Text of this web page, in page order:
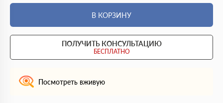
В КОРЗИНУ
ПОЛУЧИТЬ КОНСУЛЬТАЦИЮ
БЕСПЛАТНО
Посмотреть вживую